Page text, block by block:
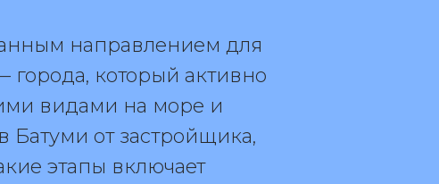
направлением для
города, который активно
видами на море и
Батуми от застройщика,
этапы включает